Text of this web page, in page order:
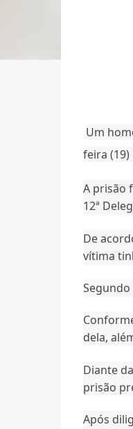
Um
feira
A prisão
12ª
De
vítima
dela,
Diante
prisão
Após